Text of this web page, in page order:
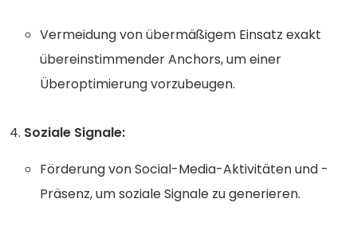
Vermeidung von übermäßigem Einsatz exakt
übereinstimmender Anchors, um einer
Überoptimierung vorzubeugen.
Soziale Signale:
Förderung von Social-Media-Aktivitäten und -
Präsenz, um soziale Signale zu generieren.